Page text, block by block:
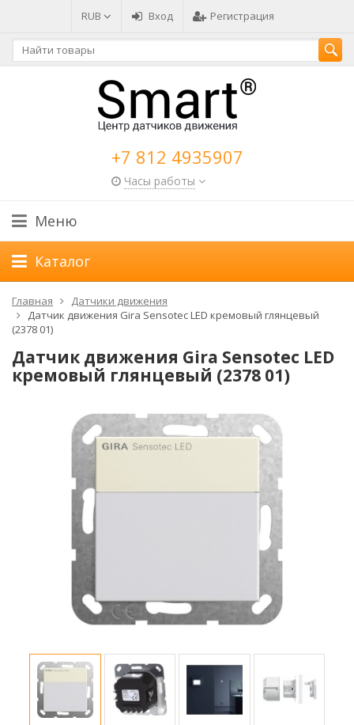
RUB Вход Регистрация
+7 812 4935907
Часы работы
Меню
Каталог
Главная
Датчики движения
Датчик движения Gira Sensotec LED кремовый глянцевый
(2378 01)
Датчик движения Gira Sensotec LED
кремовый глянцевый (2378 01)